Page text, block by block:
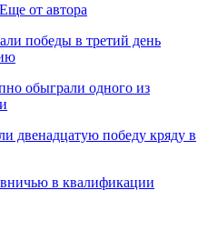
Еще от автора
победы в третий день
обыграли одного из
двенадцатую победу кряду в
в квалификации